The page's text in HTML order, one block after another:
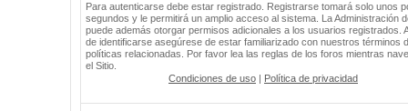
Para autenticarse debe estar registrado. Registrarse tomará solo unos
segundos y le permitirá un amplio acceso al sistema. La Administración
puede además otorgar permisos adicionales a los usuarios registrados.
de identificarse asegúrese de estar familiarizado con nuestros términos
políticas relacionadas. Por favor lea las reglas de los foros mientras
el Sitio.
Condiciones de uso | Política de privacidad